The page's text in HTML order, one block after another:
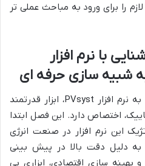
را برای ورود به مباحث عملی تر
با نرم افزار
فصل دوم به صورت اختصاصی به نرم افزار PVsyst، ابزار قدرتمند
اختصاص دارد. این فصل ابتدا
این نرم افزار در صنعت انرژی
خورشیدی می پردازد. PVsyst به دلیل دقت بالا در پیش بینی
بهینه سازی اقتصادی، ابزاری بی